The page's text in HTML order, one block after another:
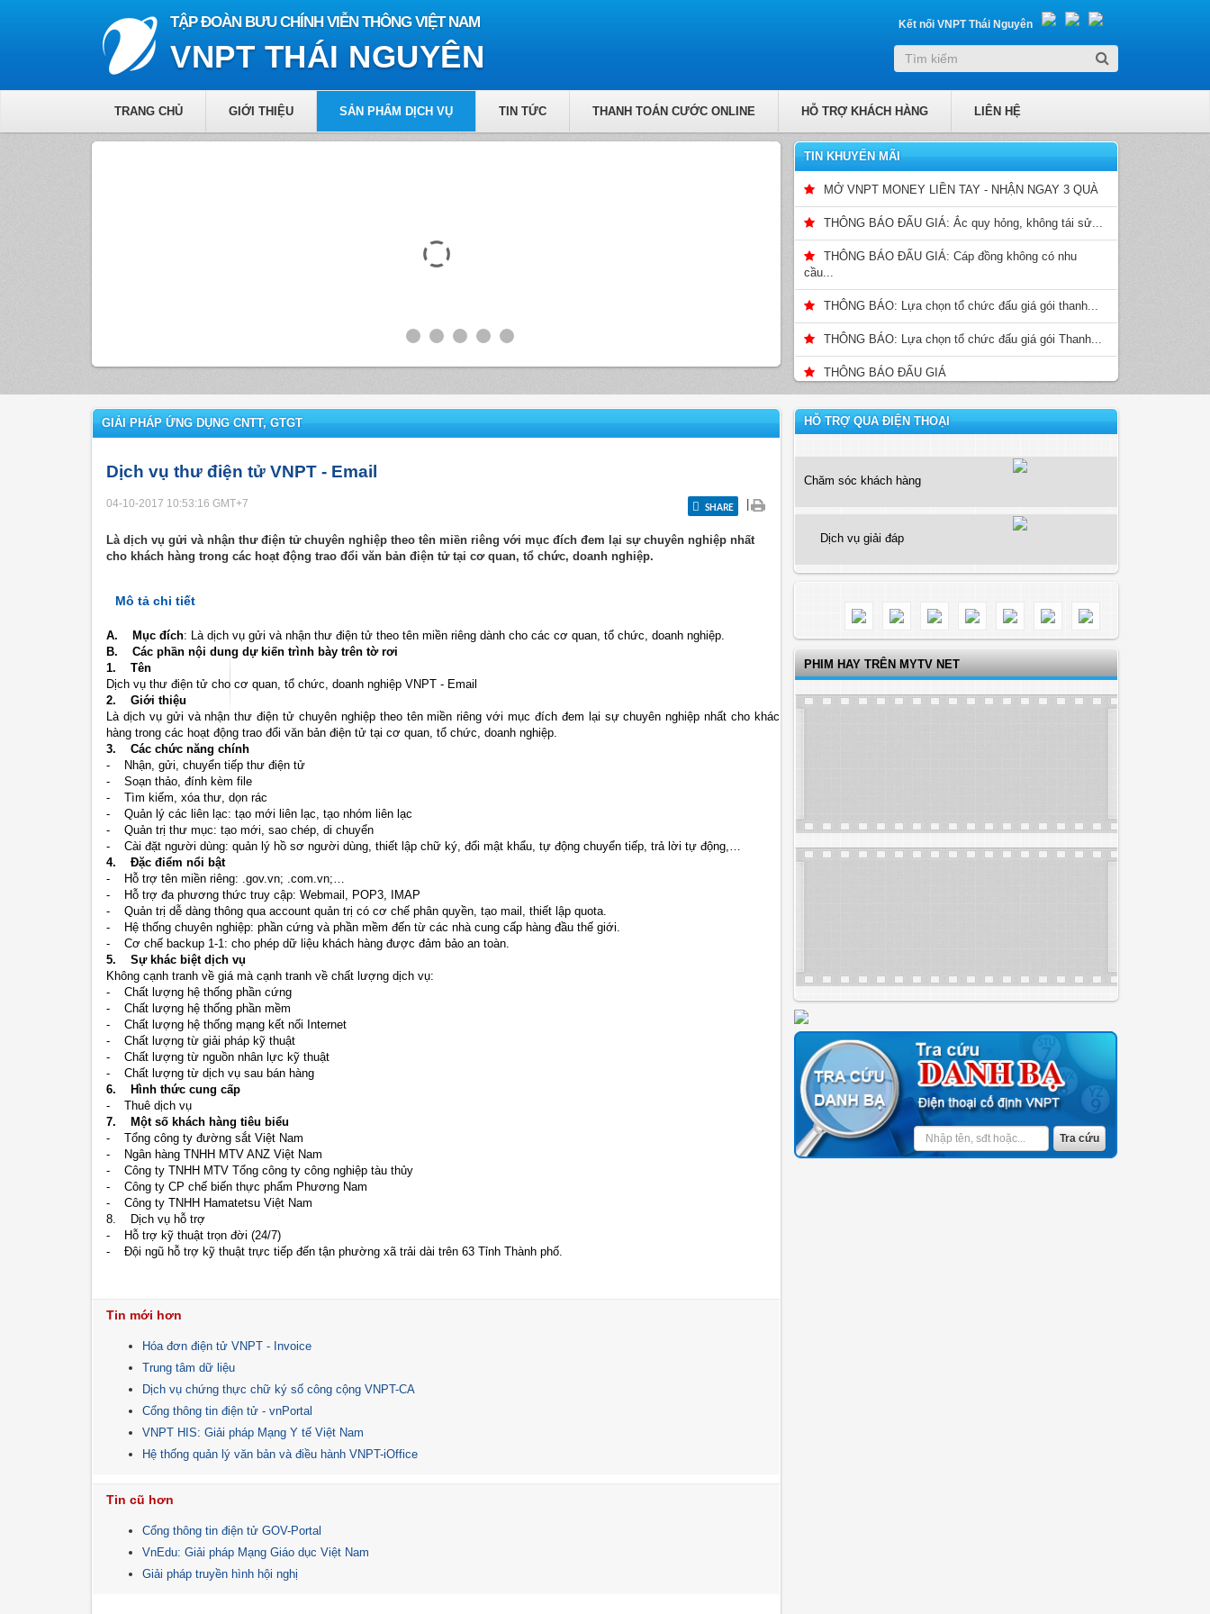
Kết nối VNPT Thái Nguyên
TẬP ĐOÀN BƯU CHÍNH VIỄN THÔNG VIỆT NAM
VNPT THÁI NGUYÊN
TRANG CHỦ GIỚI THIỆU SẢN PHẨM DỊCH VỤ TIN TỨC THANH TOÁN CƯỚC ONLINE HỖ TRỢ KHÁCH HÀNG LIÊN HỆ
TIN KHUYẾN MÃI
MỞ VNPT MONEY LIỀN TAY - NHẬN NGAY 3 QUÀ
THÔNG BÁO ĐẤU GIÁ: Ắc quy hỏng, không tái sử...
THÔNG BÁO ĐẤU GIÁ: Cáp đồng không có nhu
cầu...
THÔNG BÁO: Lựa chọn tổ chức đấu giá gói thanh...
THÔNG BÁO: Lựa chọn tổ chức đấu giá gói Thanh...
THÔNG BÁO ĐẤU GIÁ
GIẢI PHÁP ỨNG DỤNG CNTT, GTGT
Dịch vụ thư điện tử VNPT - Email
04-10-2017 10:53:16 GMT+7 SHARE
Là dịch vụ gửi và nhận thư điện tử chuyên nghiệp theo tên miền riêng với mục đích đem lại sự chuyên nghiệp nhất
cho khách hàng trong các hoạt động trao đổi văn bản điện tử tại cơ quan, tổ chức, doanh nghiệp.
Mô tả chi tiết
A. Mục đích: Là dịch vụ gửi và nhận thư điện tử theo tên miền riêng dành cho các cơ quan, tổ chức, doanh nghiệp.
B. Các phần nội dung dự kiến trình bày trên tờ rơi
1. Tên
Dịch vụ thư điện tử cho cơ quan, tổ chức, doanh nghiệp VNPT - Email
2. Giới thiệu
Là dịch vụ gửi và nhận thư điện tử chuyên nghiệp theo tên miền riêng với mục đích đem lại sự chuyên nghiệp nhất cho khách
hàng trong các hoạt động trao đổi văn bản điện tử tại cơ quan, tổ chức, doanh nghiệp.
3. Các chức năng chính
- Nhận, gửi, chuyển tiếp thư điện tử
- Soạn thảo, đính kèm file
- Tìm kiếm, xóa thư, dọn rác
- Quản lý các liên lạc: tạo mới liên lạc, tạo nhóm liên lạc
- Quản trị thư mục: tạo mới, sao chép, di chuyển
- Cài đặt người dùng: quản lý hồ sơ người dùng, thiết lập chữ ký, đổi mật khẩu, tự động chuyển tiếp, trả lời tự động,…
4. Đặc điểm nổi bật
- Hỗ trợ tên miền riêng: .gov.vn; .com.vn;…
- Hỗ trợ đa phương thức truy cập: Webmail, POP3, IMAP
- Quản trị dễ dàng thông qua account quản trị có cơ chế phân quyền, tạo mail, thiết lập quota.
- Hệ thống chuyên nghiệp: phần cứng và phần mềm đến từ các nhà cung cấp hàng đầu thế giới.
- Cơ chế backup 1-1: cho phép dữ liệu khách hàng được đảm bảo an toàn.
5. Sự khác biệt dịch vụ
Không cạnh tranh về giá mà cạnh tranh về chất lượng dịch vụ:
- Chất lượng hệ thống phần cứng
- Chất lượng hệ thống phần mềm
- Chất lượng hệ thống mạng kết nối Internet
- Chất lượng từ giải pháp kỹ thuật
- Chất lượng từ nguồn nhân lực kỹ thuật
- Chất lượng từ dịch vụ sau bán hàng
6. Hình thức cung cấp
- Thuê dịch vụ
7. Một số khách hàng tiêu biểu
- Tổng công ty đường sắt Việt Nam
- Ngân hàng TNHH MTV ANZ Việt Nam
- Công ty TNHH MTV Tổng công ty công nghiệp tàu thủy
- Công ty CP chế biến thực phẩm Phương Nam
- Công ty TNHH Hamatetsu Việt Nam
8. Dịch vụ hỗ trợ
- Hỗ trợ kỹ thuật trọn đời (24/7)
- Đội ngũ hỗ trợ kỹ thuật trực tiếp đến tận phường xã trải dài trên 63 Tỉnh Thành phố.
Tin mới hơn
Hóa đơn điện tử VNPT - Invoice
Trung tâm dữ liệu
Dịch vụ chứng thực chữ ký số công cộng VNPT-CA
Cổng thông tin điện tử - vnPortal
VNPT HIS: Giải pháp Mạng Y tế Việt Nam
Hệ thống quản lý văn bản và điều hành VNPT-iOffice
Tin cũ hơn
Cổng thông tin điện tử GOV-Portal
VnEdu: Giải pháp Mạng Giáo dục Việt Nam
Giải pháp truyền hình hội nghị
HỖ TRỢ QUA ĐIỆN THOẠI
Chăm sóc khách hàng
Dịch vụ giải đáp
PHIM HAY TRÊN MYTV NET